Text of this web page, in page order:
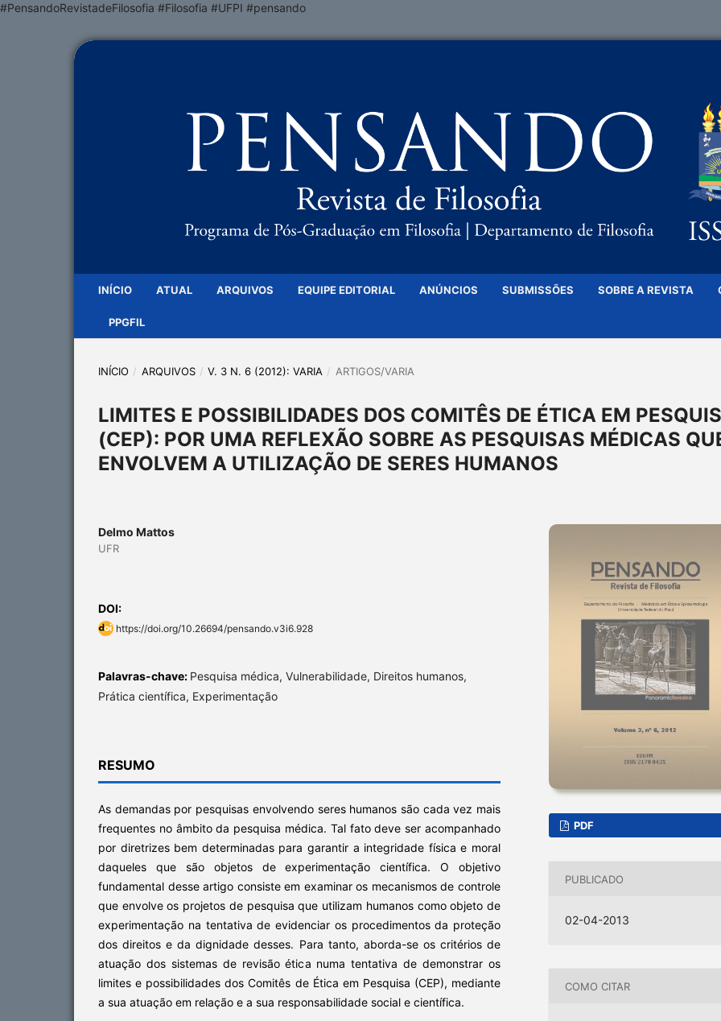
#PensandoRevistadeFilosofia #Filosofia #UFPI #pensando
INÍCIO ATUAL ARQUIVOS EQUIPE EDITORIAL ANÚNCIOS SUBMISSÕES SOBRE A REVISTA
PPGFIL
INÍCIO / ARQUIVOS / V. 3 N. 6 (2012): VARIA / ARTIGOS/VARIA
LIMITES E POSSIBILIDADES DOS COMITÊS DE ÉTICA EM
(CEP): POR UMA REFLEXÃO SOBRE AS PESQUISAS MÉDICAS
ENVOLVEM A UTILIZAÇÃO DE SERES HUMANOS
Delmo Mattos
UFR
DOI:
https://doi.org/10.26694/pensando.v3i6.928
Palavras-chave: Pesquisa médica, Vulnerabilidade, Direitos humanos,
Prática científica, Experimentação
RESUMO
As demandas por pesquisas envolvendo seres humanos são cada vez mais
frequentes no âmbito da pesquisa médica. Tal fato deve ser acompanhado
por diretrizes bem determinadas para garantir a integridade física e moral
daqueles que são objetos de experimentação científica. O objetivo
fundamental desse artigo consiste em examinar os mecanismos de controle
que envolve os projetos de pesquisa que utilizam humanos como objeto de
experimentação na tentativa de evidenciar os procedimentos da proteção
dos direitos e da dignidade desses. Para tanto, aborda-se os critérios de
atuação dos sistemas de revisão ética numa tentativa de demonstrar os
limites e possibilidades dos Comitês de Ética em Pesquisa (CEP), mediante
a sua atuação em relação e a sua responsabilidade social e científica.
PDF
PUBLICADO
02-04-2013
COMO CITAR